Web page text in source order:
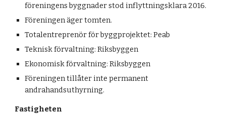
föreningens byggnader stod inflyttningsklara 2016.
Föreningen äger tomten.
Totalentreprenör för byggprojektet: Peab
Teknisk förvaltning: Riksbyggen
Ekonomisk förvaltning: Riksbyggen
Föreningen tillåter inte permanent
andrahandsuthyrning.
Fastigheten